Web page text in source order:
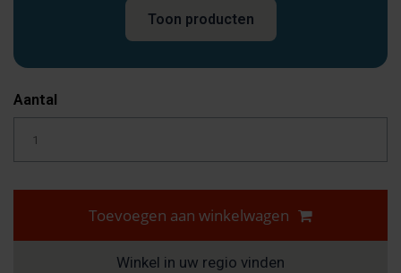
Toon producten
Aantal
Toevoegen aan winkelwagen
Winkel in uw regio vinden